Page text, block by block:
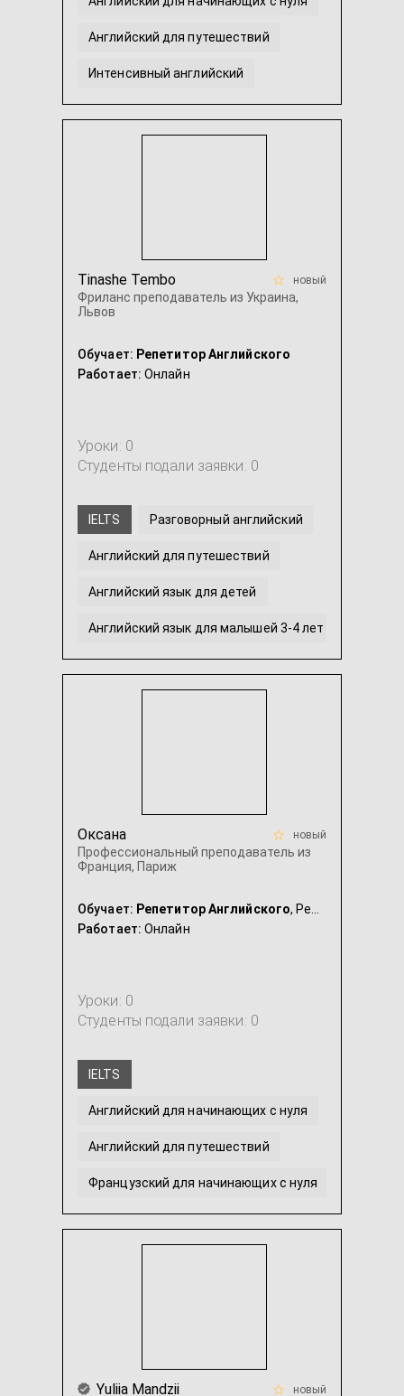
Английский для путешествий
Интенсивный английский
Английский язык для младших школьников
Tinashe Tembo
Фриланс преподаватель из Украина,
Львов
новый
Обучает: Репетитор Английского
Работает: Онлайн
Уроки: 0
Студенты подали заявки: 0
IELTS Разговорный английский
Английский для путешествий
Английский язык для детей
Английский язык для малышей 3-4 лет
Британский английский ...
Оксана
Профессиональный преподаватель из
Франция, Париж
новый
Обучает: Репетитор Английского, Репетитор Французского
Работает: Онлайн
Уроки: 0
Студенты подали заявки: 0
IELTS
Английский для начинающих с нуля
Английский для путешествий
Французский для начинающих с нуля
Разговорный английский
Yuliia Mandzii новый